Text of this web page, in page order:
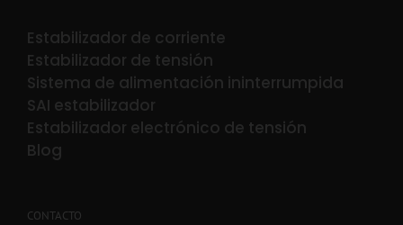
Estabilizador de corriente
Estabilizador de tensión
Sistema de alimentación ininterrumpida
SAI estabilizador
Estabilizador electrónico de tensión
Blog
CONTACTO